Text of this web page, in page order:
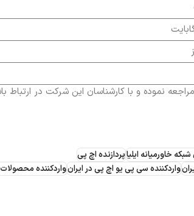
مراجعه نموده و با کارشناسان این شرکت در ارتباط
خاورمیانه ایلیاپردازنده اچ پی
واردکننده سی پی یو اچ پی در ایرانواردکننده